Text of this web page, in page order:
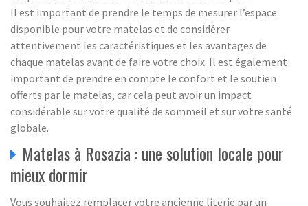
Il est important de prendre le temps de mesurer l’espace
disponible pour votre matelas et de considérer
attentivement les caractéristiques et les avantages de
chaque matelas avant de faire votre choix. Il est également
important de prendre en compte le confort et le soutien
offerts par le matelas, car cela peut avoir un impact
considérable sur votre qualité de sommeil et sur votre santé
globale.
Matelas à Rosazia : une solution locale pour
mieux dormir
Vous souhaitez remplacer votre ancienne literie par un